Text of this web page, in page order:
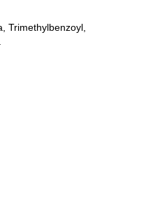
Trimethylbenzoyl,